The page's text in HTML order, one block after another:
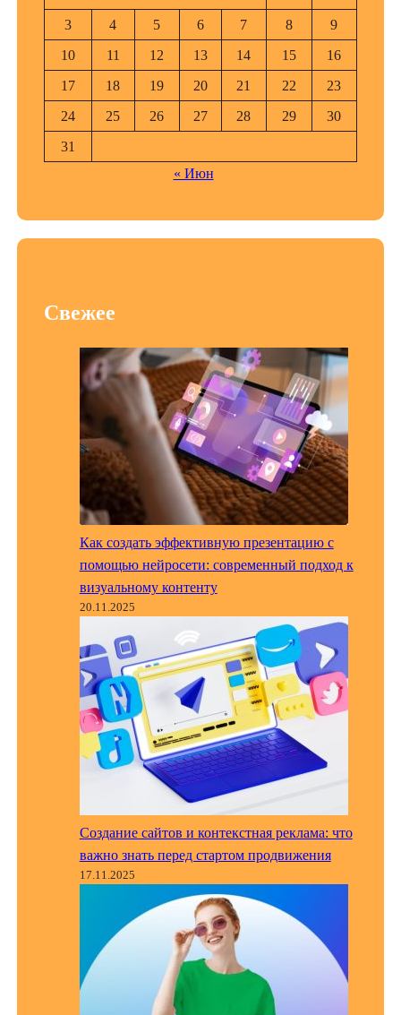
3
4 5 6 7 8
9
10
11 12 13 14 15
16
17
18 19 20 21 22
23
24
25 26 27 28 29
30
31
« Июн
Свежее
Как создать эффективную презентацию с
помощью нейросети: современный подход к
визуальному контенту
20.11.2025
Создание сайтов и контекстная реклама: что
важно знать перед стартом продвижения
17.11.2025